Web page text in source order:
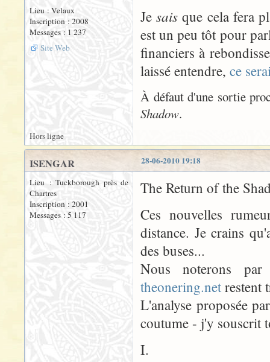
Lieu : Velaux
Inscription : 2008
Messages : 1 237
Site Web
Jesais que cela fera
est un peu tôt pour
financiers à
laissé entendre, ce
À défaut d'une sortie
Shadow.
Hors ligne
28-06-2010 19:18
ISENGAR
Lieu : Tuckborough près de
Chartres
Inscription : 2001
Messages : 5 117
The Return of the
Ces nouvelles
distance. Je crains
des buses...
Nous noterons par
theonering.netrestent
L'analyse proposée
coutume - j'y souscrit
I.